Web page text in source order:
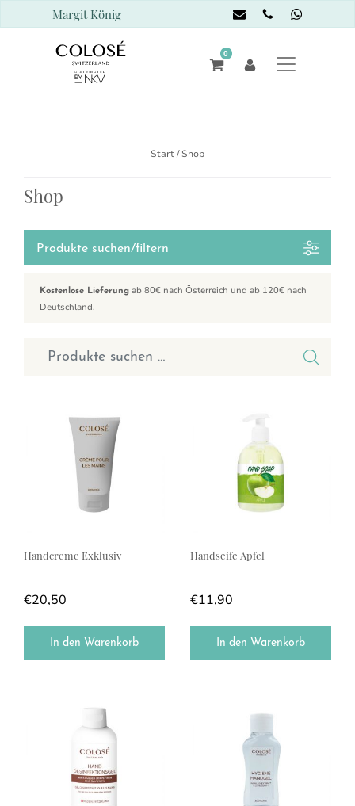
Margit König
0
Start/ Shop
Shop
Produkte suchen/filtern
Kostenlose Lieferung ab 80€ nach Österreich und ab 120€ nach
Deutschland.
Suchen nach:
Handcreme Exklusiv
€20,50
In den Warenkorb
Handseife Apfel
€11,90
In den Warenkorb